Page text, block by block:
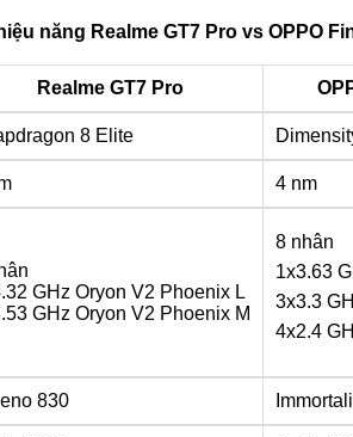
năng Realme GT7 Pro vs OPPO
Realme GT7 Pro
8 Elite
4 nm
GHz Oryon V2 Phoenix L
GHz Oryon V2 Phoenix M
8 nhân
1x3.63
3x3.3
4x2.4
830